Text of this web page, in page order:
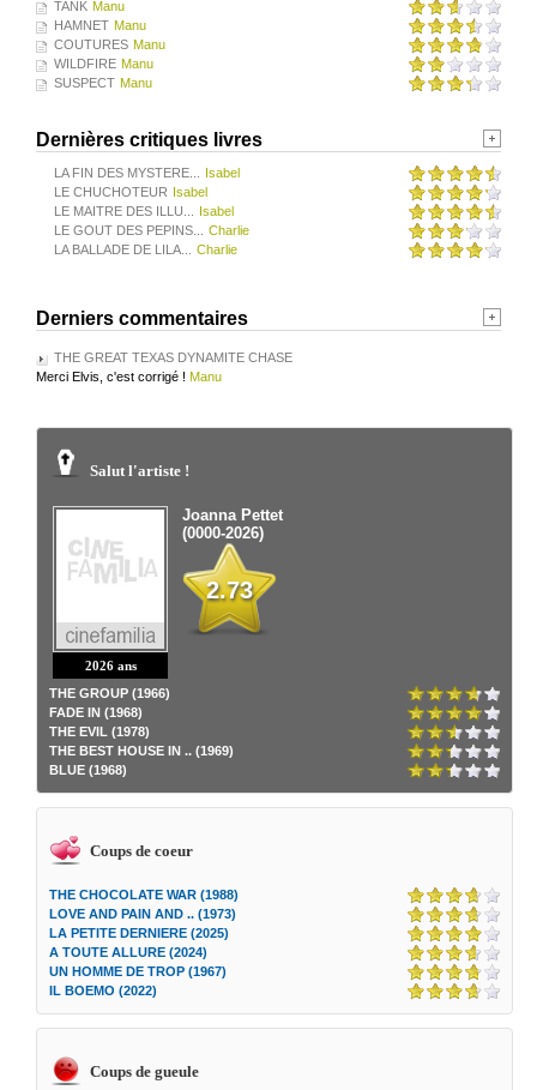
TANK Manu
HAMNET Manu
COUTURES Manu
WILDFIRE Manu
SUSPECT Manu
Dernières critiques livres
LA FIN DES MYSTERE...
Isabel
LE CHUCHOTEUR Isabel
LE MAITRE DES ILLU...
Isabel
LE GOUT DES PEPINS...
Charlie
LA BALLADE DE LILA...
Charlie
Derniers commentaires
THE GREAT TEXAS DYNAMITE CHASE
Merci Elvis, c'est corrigé ! Manu
Salut l'artiste !
2026 ans
Joanna Pettet
(0000-2026)
2.73
THE GROUP (1966)
FADE IN (1968)
THE EVIL (1978)
THE BEST HOUSE IN .. (1969)
BLUE (1968)
Coups de coeur
THE CHOCOLATE WAR (1988)
LOVE AND PAIN AND .. (1973)
LA PETITE DERNIERE (2025)
A TOUTE ALLURE (2024)
UN HOMME DE TROP (1967)
IL BOEMO (2022)
Coups de gueule